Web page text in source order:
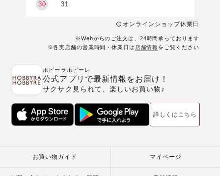
30 31
オンラインショップ休業日
※Webからのご注文は、24時間承っております
※各実店舗の営業時間・休業日は 店舗情報 をご覧ください
ホビーラホビーレ
公式アプリで最新情報をお届け！
サクサク見られて、楽しいお買い物♪
詳しくはこちら
お買い物ガイド マイページ